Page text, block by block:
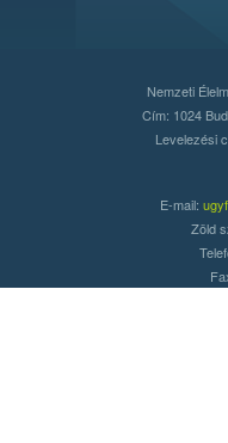
Nemzeti
Cím: 1024
Levelezési
E-mail:
Zöld